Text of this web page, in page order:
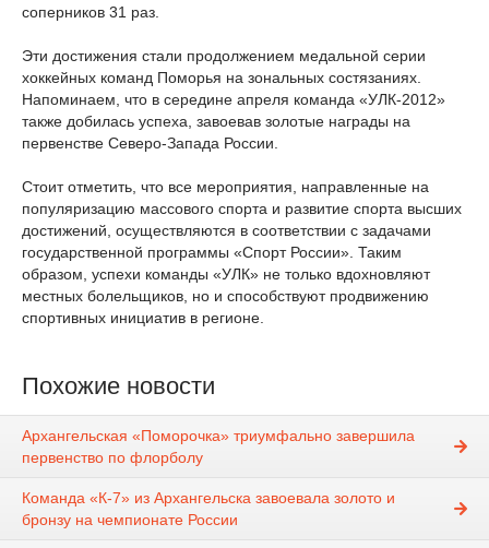
соперников 31 раз.
Эти достижения стали продолжением медальной серии
хоккейных команд Поморья на зональных состязаниях.
Напоминаем, что в середине апреля команда «УЛК-2012»
также добилась успеха, завоевав золотые награды на
первенстве Северо-Запада России.
Стоит отметить, что все мероприятия, направленные на
популяризацию массового спорта и развитие спорта высших
достижений, осуществляются в соответствии с задачами
государственной программы «Спорт России». Таким
образом, успехи команды «УЛК» не только вдохновляют
местных болельщиков, но и способствуют продвижению
спортивных инициатив в регионе.
Похожие новости
Архангельская «Поморочка» триумфально завершила
первенство по флорболу
Команда «К-7» из Архангельска завоевала золото и
бронзу на чемпионате России